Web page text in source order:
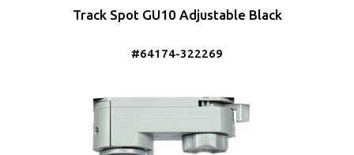
Track Spot GU10 Adjustable Black
#64174-322269